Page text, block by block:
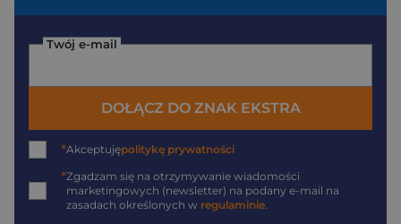
Twój e-mail
DOŁĄCZ DO ZNAK EKSTRA
*Akceptujępolitykę prywatności
*Zgadzam się na otrzymywanie wiadomości
marketingowych (newsletter) na podany e-mail na
zasadach określonych w regulaminie